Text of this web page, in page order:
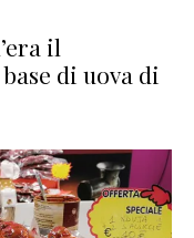
il
di uova di